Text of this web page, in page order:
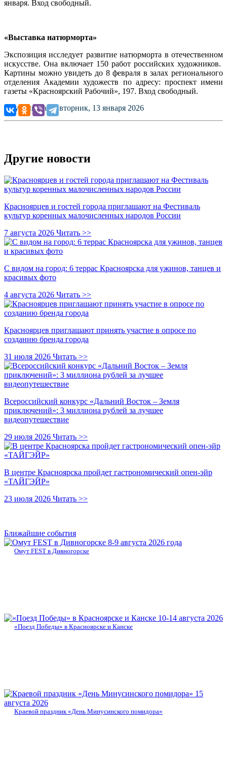
января. Вход свободный.
«Выставка натюрморта»
Экспозиция исследует развитие натюрморта в отечественном
искусстве. Она включает 150 работ российских художников.
Картины можно увидеть до 8 февраля в залах регионального
отделения Академии художеств по адресу: проспект имени
газеты «Красноярский Рабочий», 197. Вход свободный.
Опубликовано: вторник, 13 января 2026
Другие новости
Красноярцев и гостей города приглашают на Фестиваль
культур коренных малочисленных народов России
7 августа 2026 Читать >>
С видом на город: 6 террас Красноярска для ужинов, танцев и
красивых фото
4 августа 2026 Читать >>
Красноярцев приглашают принять участие в опросе по
созданию бренда города
31 июля 2026 Читать >>
Всероссийский конкурс «Дальний Восток – Земля
приключений»: 3 миллиона рублей за лучшее
видеопутешествие
29 июля 2026 Читать >>
В центре Красноярска пройдет гастрономический опен-эйр
«ТАЙГЭЙР»
23 июля 2026 Читать >>
Ближайшие события
8-9 августа 2026 года
Омут FEST в Дивногорске
10-14 августа 2026
«Поезд Победы» в Красноярске и Канске
15
августа 2026
Краевой праздник «День Минусинского помидора»